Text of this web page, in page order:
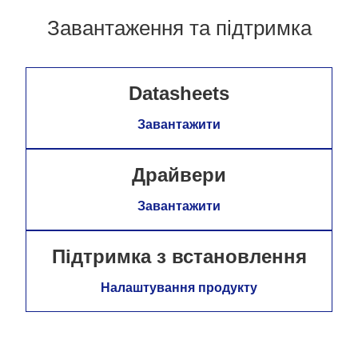
Завантаження та підтримка
Datasheets
Завантажити
Драйвери
Завантажити
Підтримка з встановлення
Налаштування продукту